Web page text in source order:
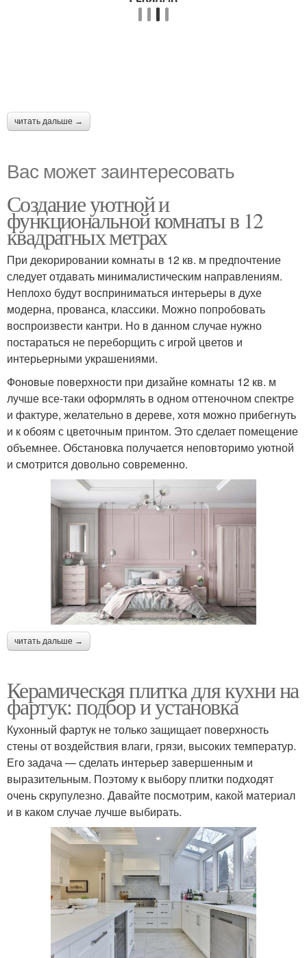
читать дальше →
Вас может заинтересовать
Создание уютной и
функциональной комнаты в 12
квадратных метрах
При декорировании комнаты в 12 кв. м предпочтение
следует отдавать минималистическим направлениям.
Неплохо будут восприниматься интерьеры в духе
модерна, прованса, классики. Можно попробовать
воспроизвести кантри. Но в данном случае нужно
постараться не переборщить с игрой цветов и
интерьерными украшениями.
Фоновые поверхности при дизайне комнаты 12 кв. м
лучше все-таки оформлять в одном оттеночном спектре
и фактуре, желательно в дереве, хотя можно прибегнуть
и к обоям с цветочным принтом. Это сделает помещение
объемнее. Обстановка получается неповторимо уютной
и смотрится довольно современно.
читать дальше →
Керамическая плитка для кухни на
фартук: подбор и установка
Кухонный фартук не только защищает поверхность
стены от воздействия влаги, грязи, высоких температур.
Его задача — сделать интерьер завершенным и
выразительным. Поэтому к выбору плитки подходят
очень скрупулезно. Давайте посмотрим, какой материал
и в каком случае лучше выбирать.